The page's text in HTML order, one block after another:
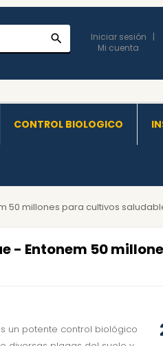
search
Iniciar sesión
Mi cuenta
CONTROL BIOLOGICO
50 millones para cultivos
- Entonem 50
un potente control biológico